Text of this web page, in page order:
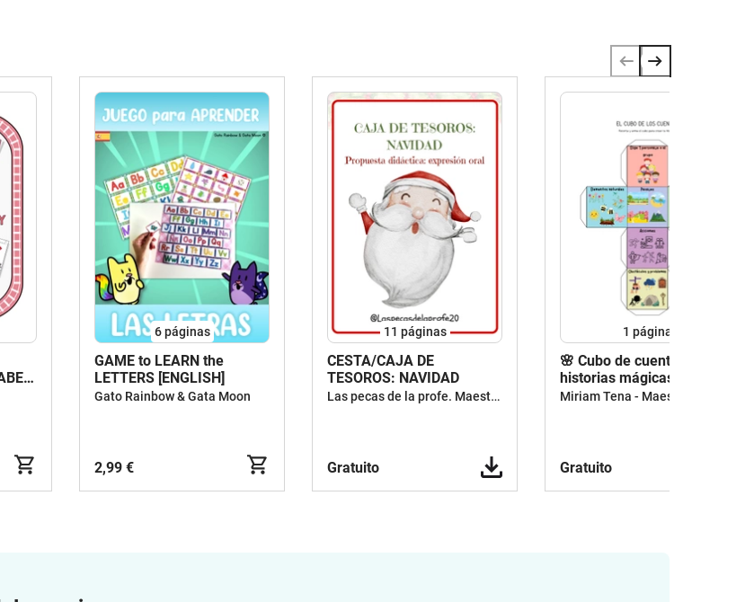
6páginas
GAME to LEARN the
LETTERS [ENGLISH]
Gato Rainbow & Gata Moon
2,99 €
11 páginas
CESTA/CAJA DE
TESOROS: NAVIDAD
Las pecas de la profe. Maestra y escritora de cuentos
Gratuito
1 página
🌸 Cubo de cuentos – Crea
historias mágicas 🌸
Gratuito